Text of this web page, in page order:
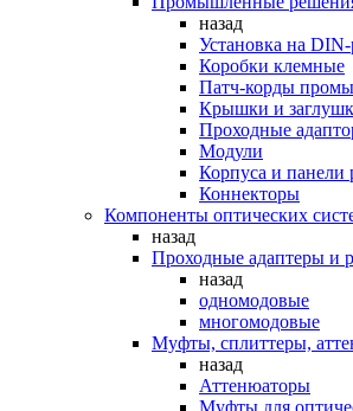
назад
Установка на
Коробки клемные
Патч-корды
Крышки и
Проходные
Модули
Корпуса и панели
Коннекторы
Компоненты оптических
назад
Проходные адаптеры и
назад
одномодовые
многомодовые
Муфты, сплиттеры,
назад
Аттенюаторы
Муфты для